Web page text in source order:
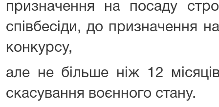
призначення на посаду
співбесіди, до призначення
конкурсу,
але не більше ніж 12
скасування воєнного стану.